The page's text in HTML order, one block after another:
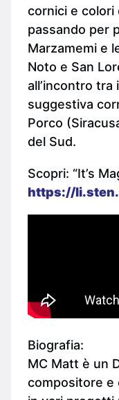
cornici e colori
passando per
Marzamemi e
Noto e San
all’incontro tra
suggestiva
Porco
del Sud.
Scopri: “It’s
https://
Biografia:
MC Matt è un
compositore e